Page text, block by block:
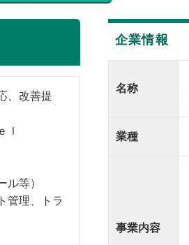
、改善提
ｌ
ル等）
管理、トラ
企業情報
名称
業種
事業内容